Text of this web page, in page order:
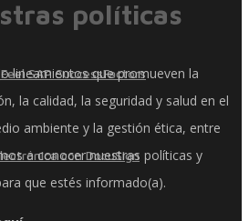
SAP SuccessFactors
con DocuSign
políticas
lineamientos que promueven la
la calidad, la seguridad y salud en el
ambiente y la gestión ética, entre
a conocer nuestras políticas y
que estés informado(a).